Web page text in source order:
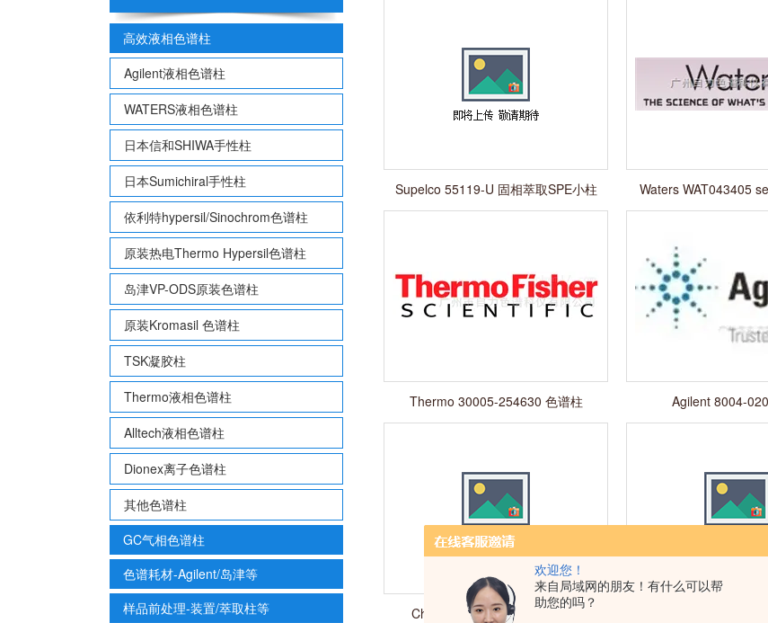
欢迎您！
来自局域网的朋友！有什么可以帮
助您的吗？
高效液相色谱柱
Agilent液相色谱柱
WATERS液相色谱柱
日本信和SHIWA手性柱
日本Sumichiral手性柱
依利特hypersil/Sinochrom色谱柱
原装热电Thermo Hypersil色谱柱
岛津VP-ODS原装色谱柱
原装Kromasil 色谱柱
TSK凝胶柱
Thermo液相色谱柱
Alltech液相色谱柱
Dionex离子色谱柱
其他色谱柱
GC气相色谱柱
色谱耗材-Agilent/岛津等
样品前处理-装置/萃取柱等
Supelco 55119-U 固相萃取SPE小柱
6cc/500mg
Waters WAT043405
6cc/
Thermo 30005-254630 色谱柱 Agilent 8004-
Chemservice S-11622M1-1ml
Chemservice N-